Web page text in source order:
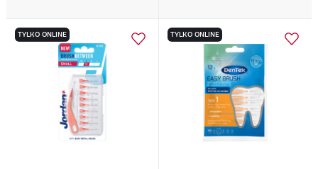
TYLKO ONLINE TYLKO ONLINE